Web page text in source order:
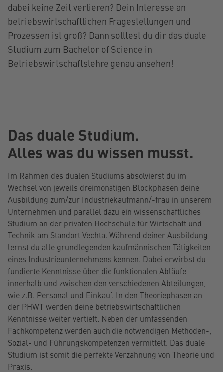
dabei keine Zeit verlieren? Dein Interesse an
betriebswirtschaftlichen Fragestellungen und
Prozessen ist groß? Dann solltest du dir das duale
Studium zum Bachelor of Science in
Betriebswirtschaftslehre genau ansehen!
Das duale Studium.
Alles was du wissen musst.
Im Rahmen des dualen Studiums absolvierst du im
Wechsel von jeweils dreimonatigen Blockphasen deine
Ausbildung zum/zur Industriekaufmann/-frau in unserem
Unternehmen und parallel dazu ein wissenschaftliches
Studium an der privaten Hochschule für Wirtschaft und
Technik am Standort Vechta. Während deiner Ausbildung
lernst du alle grundlegenden kaufmännischen Tätigkeiten
eines Industrieunternehmens kennen. Dabei erwirbst du
fundierte Kenntnisse über die funktionalen Abläufe
innerhalb und zwischen den verschiedenen Abteilungen,
wie z.B. Personal und Einkauf. In den Theoriephasen an
der PHWT werden deine betriebswirtschaftlichen
Kenntnisse weiter vertieft. Neben der umfassenden
Fachkompetenz werden auch die notwendigen Methoden-,
Sozial- und Führungskompetenzen vermittelt. Das duale
Studium ist somit die perfekte Verzahnung von Theorie und
Praxis.